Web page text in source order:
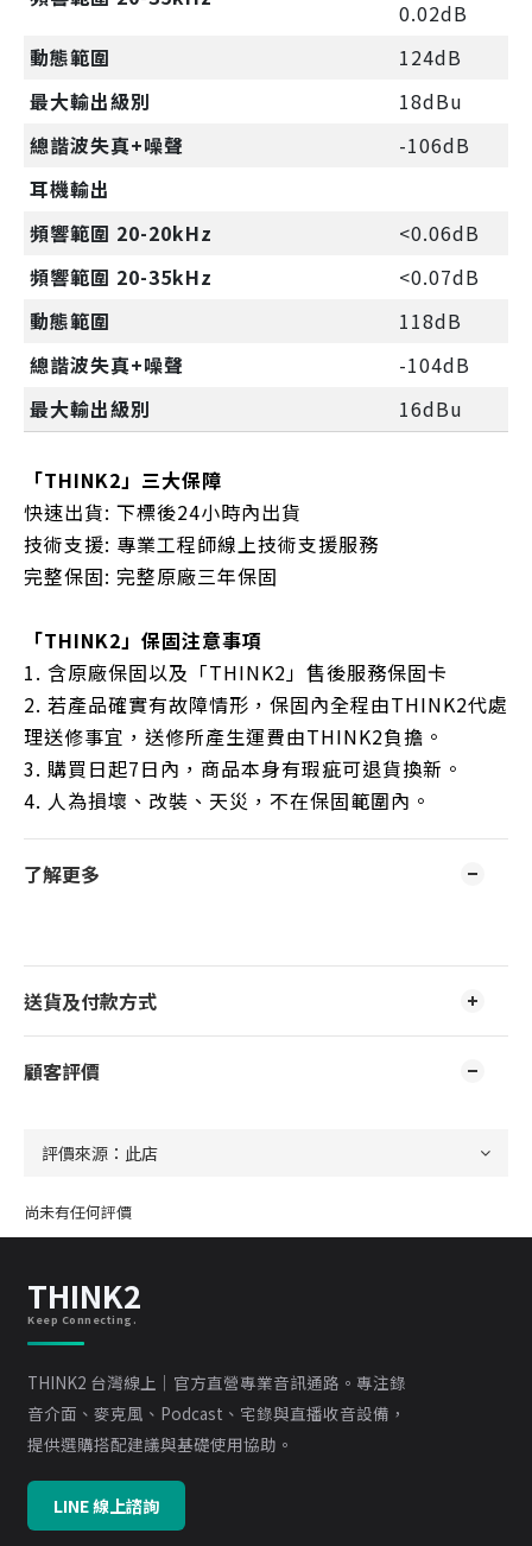
0.02dB
動態範圍
124dB
最大輸出級別
18dBu
總諧波失真+噪聲
-106dB
耳機輸出
頻響範圍 20-20kHz
<0.06dB
頻響範圍 20-35kHz
<0.07dB
動態範圍
118dB
總諧波失真+噪聲
-104dB
最大輸出級別
16dBu
「THINK2」三大保障
快速出貨: 下標後24小時內出貨
技術支援: 專業工程師線上技術支援服務
完整保固: 完整原廠三年保固
「THINK2」保固注意事項
1. 含原廠保固以及「THINK2」售後服務保固卡
2. 若產品確實有故障情形，保固內全程由THINK2代處
理送修事宜，送修所產生運費由THINK2負擔。
3. 購買日起7日內，商品本身有瑕疵可退貨換新。
4. 人為損壞、改裝、天災，不在保固範圍內。
了解更多
送貨及付款方式
顧客評價
尚未有任何評價
THINK2
Keep Connecting.
THINK2 台灣線上｜官方直營專業音訊通路。專注錄
音介面、麥克風、Podcast、宅錄與直播收音設備，
提供選購搭配建議與基礎使用協助。
LINE 線上諮詢